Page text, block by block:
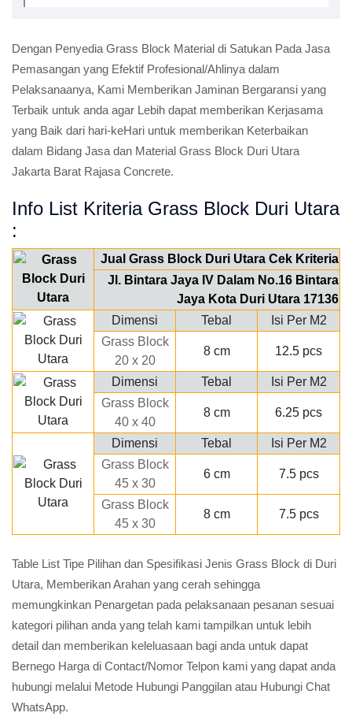
Dengan Penyedia Grass Block Material di Satukan Pada Jasa
Pemasangan yang Efektif Profesional/Ahlinya dalam
Pelaksanaanya, Kami Memberikan Jaminan Bergaransi yang
Terbaik untuk anda agar Lebih dapat memberikan Kerjasama
yang Baik dari hari-keHari untuk memberikan Keterbaikan
dalam Bidang Jasa dan Material Grass Block Duri Utara
Jakarta Barat Rajasa Concrete.
Info List Kriteria Grass Block Duri Utara
:
Jual Grass Block Duri Utara Cek Kriteria
Jl. Bintara Jaya IV Dalam No.16 Bintara
Jaya Kota Duri Utara 17136
Dimensi
Tebal
Isi Per M2
Grass Block
20 x 20
8 cm 12.5 pcs
Dimensi Tebal
Isi Per M2
Grass Block
40 x 40
8 cm 6.25 pcs
Dimensi Tebal
Isi Per M2
Grass Block
45 x 30
6 cm 7.5 pcs
Grass Block
45 x 30
8 cm 7.5 pcs
Table List Tipe Pilihan dan Spesifikasi Jenis Grass Block di Duri
Utara, Memberikan Arahan yang cerah sehingga
memungkinkan Penargetan pada pelaksanaan pesanan sesuai
kategori pilihan anda yang telah kami tampilkan untuk lebih
detail dan memberikan keleluasaan bagi anda untuk dapat
Bernego Harga di Contact/Nomor Telpon kami yang dapat anda
hubungi melalui Metode Hubungi Panggilan atau Hubungi Chat
WhatsApp.